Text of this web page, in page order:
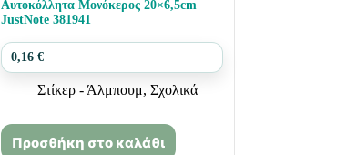
Αυτοκόλλητα Μονόκερος 20×6,5cm
JustNote 381941
0,16 €
Στίκερ - Άλμπουμ, Σχολικά
Προσθήκη στο καλάθι